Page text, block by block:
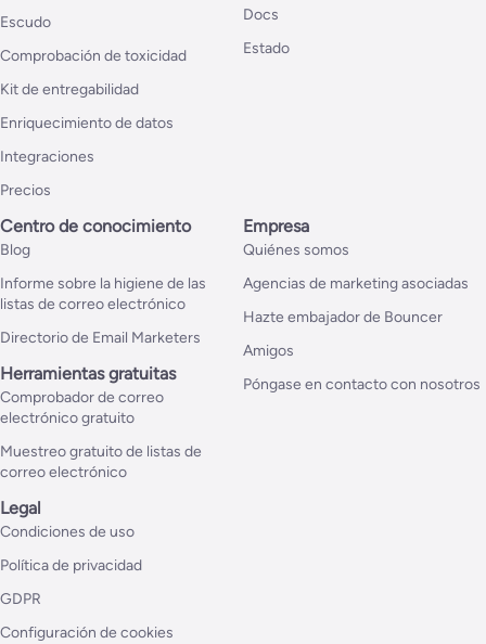
Escudo
Comprobación de toxicidad
Kit de entregabilidad
Enriquecimiento de datos
Integraciones
Precios
Docs
Estado
Centro de conocimiento
Blog
Informe sobre la higiene de las
listas de correo electrónico
Directorio de Email Marketers
Herramientas gratuitas
Comprobador de correo
electrónico gratuito
Muestreo gratuito de listas de
correo electrónico
Empresa
Quiénes somos
Agencias de marketing asociadas
Hazte embajador de Bouncer
Amigos
Póngase en contacto con nosotros
Legal
Condiciones de uso
Política de privacidad
GDPR
Configuración de cookies